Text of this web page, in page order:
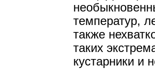
температур,
также
таких
кустарники и